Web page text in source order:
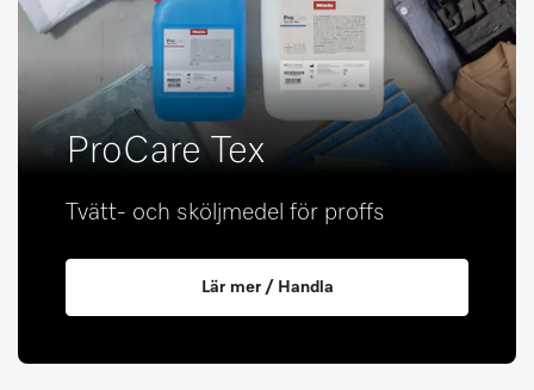
ProCare Tex
Tvätt- och sköljmedel för proffs
Lär mer / Handla